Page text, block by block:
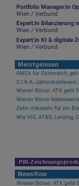
Portfolio Manager:in
Wien / Verbund
Expert:in Bilanzierung
Wien / Verbund
Expert:in KI & digitale
Wien / Verbund
Meistgelesen
AMCs für Österreich,
C.I.R.A.-Jahreskonferenz
Wiener Börse: ATX geht
PIR-
Newsflow
Wiener Börse: ATX geht